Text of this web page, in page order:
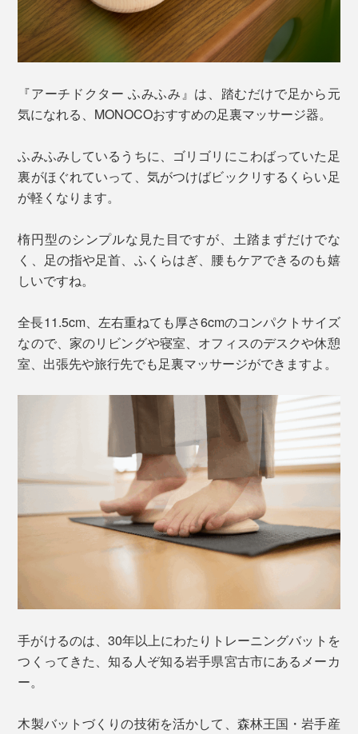
『アーチドクター ふみふみ』は、踏むだけで足から元
気になれる、MONOCOおすすめの足裏マッサージ器。
ふみふみしているうちに、ゴリゴリにこわばっていた足
裏がほぐれていって、気がつけばビックリするくらい足
が軽くなります。
楕円型のシンプルな見た目ですが、土踏まずだけでな
く、足の指や足首、ふくらはぎ、腰もケアできるのも嬉
しいですね。
全長11.5cm、左右重ねても厚さ6cmのコンパクトサイズ
なので、家のリビングや寝室、オフィスのデスクや休憩
室、出張先や旅行先でも足裏マッサージができますよ。
手がけるのは、30年以上にわたりトレーニングバットを
つくってきた、知る人ぞ知る岩手県宮古市にあるメーカ
ー。
木製バットづくりの技術を活かして、森林王国・岩手産